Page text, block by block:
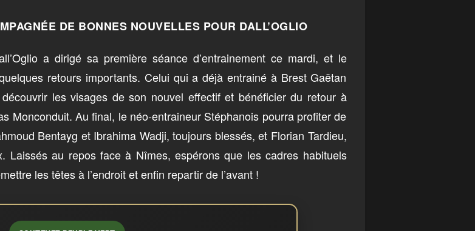
DE BONNES NOUVELLES POUR DALL’OGLIO
a dirigé sa première séance d’entrainement ce mardi, et le
retours importants. Celui qui a déjà entrainé à Brest Gaëtan
les visages de son nouvel effectif et bénéficier du retour à
Monconduit. Au final, le néo-entraineur Stéphanois pourra profiter de
Bentayg et Ibrahima Wadji, toujours blessés, et Florian Tardieu,
Laissés au repos face à Nîmes, espérons que les cadres habituels
les têtes à l’endroit et enfin repartir de l’avant !